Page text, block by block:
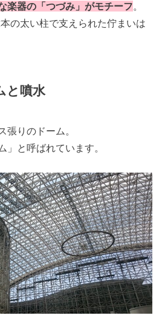
楽器の「つづみ」がモチーフ。
の太い柱で支えられた佇まいは
と噴水
張りのドーム。
」と呼ばれています。